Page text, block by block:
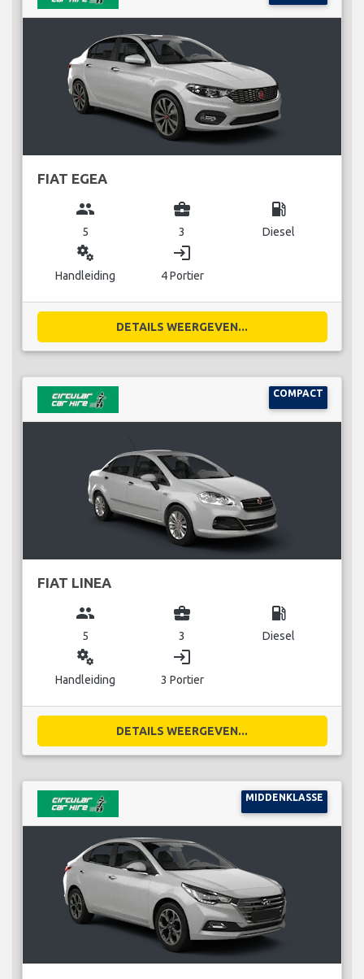
FIAT EGEA
group
5
business_center
3
local_gas_station
Diesel
miscellaneous_services
Handleiding
login
4 Portier
DETAILS WEERGEVEN...
COMPACT
FIAT LINEA
group
5
business_center
3
local_gas_station
Diesel
miscellaneous_services
Handleiding
login
3 Portier
DETAILS WEERGEVEN...
MIDDENKLASSE